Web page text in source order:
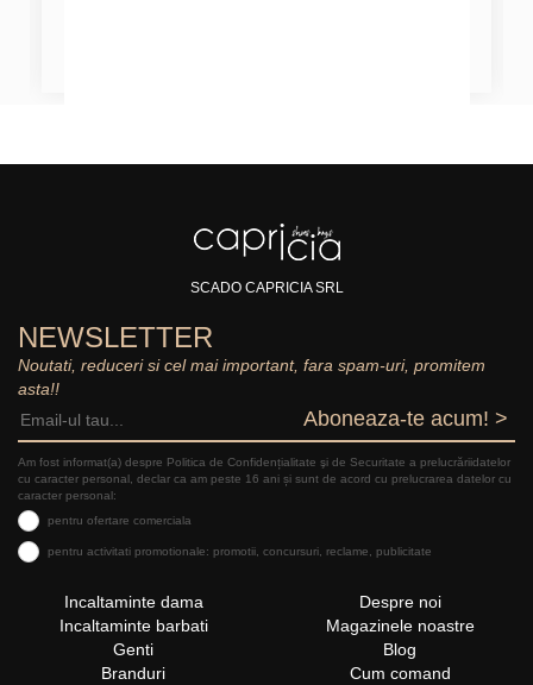
SCADO CAPRICIA SRL
NEWSLETTER
Noutati, reduceri si cel mai important, fara spam-uri, promitem
asta!!
Aboneaza-te acum! >
Am fost informat(a) despre Politica de Confidențialitate şi de Securitate a prelucrăriidatelor
cu caracter personal, declar ca am peste 16 ani și sunt de acord cu prelucrarea datelor cu
caracter personal:
pentru ofertare comerciala
pentru activitati promotionale: promotii, concursuri, reclame, publicitate
Incaltaminte dama
Incaltaminte barbati
Genti
Branduri
Despre noi
Magazinele noastre
Blog
Cum comand